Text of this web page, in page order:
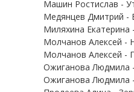
Машин Ростислав -
Медянцев Дмитрий -
Миляхина Екатерина
Молчанов Алексей -
Молчанов Алексей -
Ожиганова Людмила
Ожиганова Людмила